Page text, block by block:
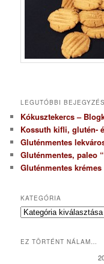
LEGUTÓBBI
Kókusztekercs –
Kossuth kifli, glutén-
Gluténmentes
Gluténmentes, paleo
Gluténmentes
KATEGÓRIA
K
e
EZ TÖRTÉNT NÁLAM…